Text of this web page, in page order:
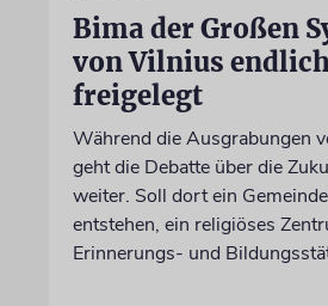
Bima der Großen
von Vilnius
freigelegt
Während die Ausgrabungen
geht die Debatte über die
weiter. Soll dort ein
entstehen, ein religiöses
Erinnerungs- und